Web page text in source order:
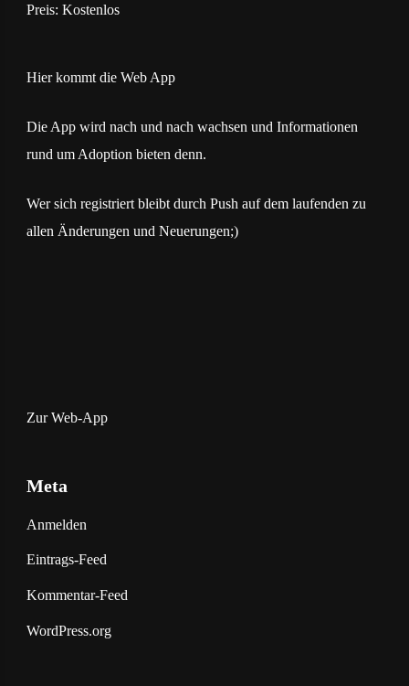
Preis: Kostenlos
Hier kommt die Web App
Die App wird nach und nach wachsen und Informationen
rund um Adoption bieten denn.
Wer sich registriert bleibt durch Push auf dem laufenden zu
allen Änderungen und Neuerungen;)
Zur Web-App
Meta
Anmelden
Eintrags-Feed
Kommentar-Feed
WordPress.org